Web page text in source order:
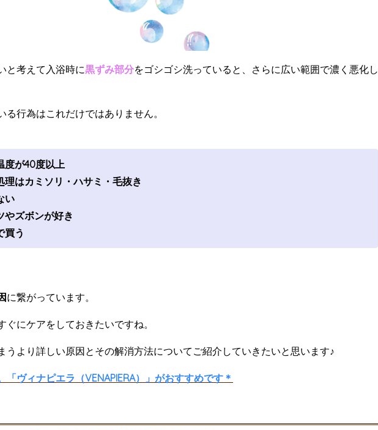
と考えて入浴時に黒ずみ部分をゴシゴシ洗っていると、さらに広い範囲で濃く悪化し
行為はこれだけではありません。
度が40度以上
理はカミソリ・ハサミ・毛抜き
い
やズボンが好き
買う
に繋がっています。
にケアをしておきたいですね。
うより詳しい原因とその解消方法についてご紹介していきたいと思います♪
「ヴィナピエラ（VENAPIERA）」がおすすめです＊